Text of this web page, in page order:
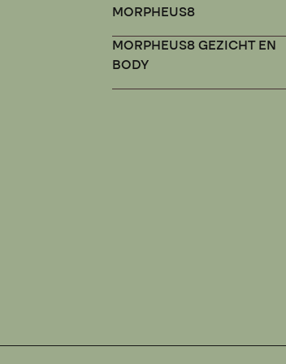
MORPHEUS8
MORPHEUS8 GEZICHT EN
BODY